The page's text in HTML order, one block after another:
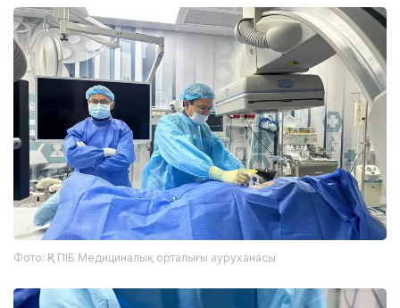
Фото: ҚР ПІБ Медициналық орталығы ауруханасы